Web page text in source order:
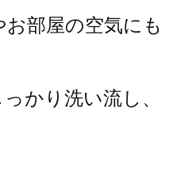
部屋の空気にも
かり洗い流し、